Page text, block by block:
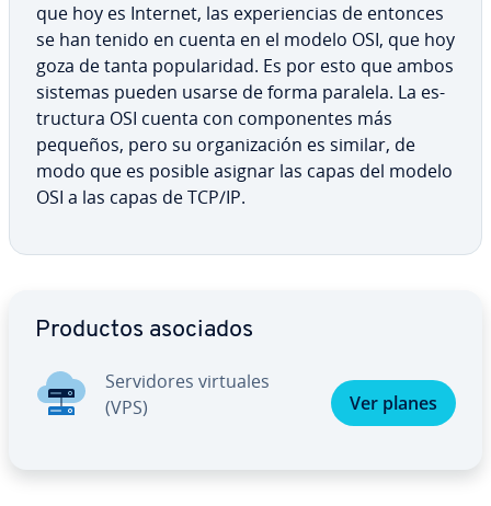
que hoy es Internet, las ex­pe­rie­n­cias de entonces
se han tenido en cuenta en el modelo OSI, que hoy
goza de tanta po­pu­la­ri­dad. Es por esto que ambos
sistemas pueden usarse de forma paralela. La es­
tru­c­tu­ra OSI cuenta con co­m­po­ne­n­tes más
pequeños, pero su or­ga­ni­za­ción es similar, de
modo que es posible asignar las capas del modelo
OSI a las capas de TCP/IP.
Productos asociados
Se­r­vi­do­res virtuales
(VPS)
Ver planes